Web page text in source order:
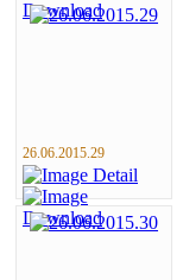
26.06.2015.29